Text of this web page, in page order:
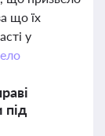
що їх
у
під